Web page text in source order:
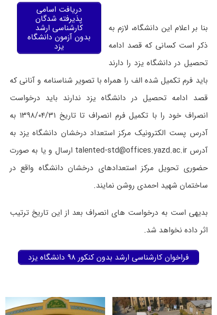
دریافت اسامی
پذیرفته شدگان
کارشناسی ارشد
بدون آزمون دانشگاه
یزد
بنا بر اعلام این دانشگاه، لازم به
ذکر است کسانی که قصد ادامه
تحصیل در دانشگاه یزد را دارند
باید فرم تکمیل شده الف را همراه با تصویر شناسنامه و آنانی که
قصد ادامه تحصیل در دانشگاه یزد ندارند باید درخواست
انصراف خود را با تکمیل فرم انصراف تا تاریخ ۱۳۹۸/۰۴/۳۱ به
آدرس پست الکترونیک مرکز استعداد درخشان دانشگاه یزد به
آدرس talented-std@offices.yazd.ac.ir ارسال و یا به صورت
حضوری تحویل مرکز استعدادهای درخشان دانشگاه واقع در
ساختمان شهید احمدی روشن نمایند.
بدیهی است به درخواست های انصراف بعد از این تاریخ ترتیب
اثر داده نخواهد شد.
فراخوان کارشناسی ارشد بدون کنکور ۹۸ دانشگاه یزد